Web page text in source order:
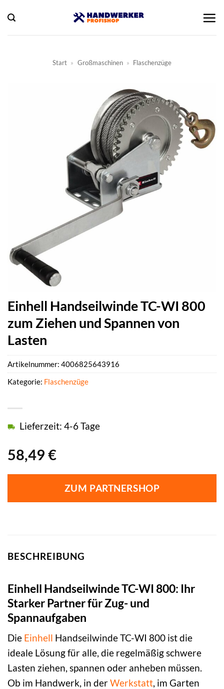
Inhalt
springen
Start » Großmaschinen » Flaschenzüge
Einhell Handseilwinde TC-WI 800
zum Ziehen und Spannen von
Lasten
58,49 €
Lieferzeit: 4-6 Tage
ZUM PARTNERSHOP
Artikelnummer: 4006825643916
Kategorie: Flaschenzüge
BESCHREIBUNG
Einhell Handseilwinde TC-WI 800: Ihr
Starker Partner für Zug- und
Spannaufgaben
Die Einhell Handseilwinde TC-WI 800 ist die
ideale Lösung für alle, die regelmäßig schwere
Lasten ziehen, spannen oder anheben müssen.
Ob im Handwerk, in derWerkstatt, im Garten